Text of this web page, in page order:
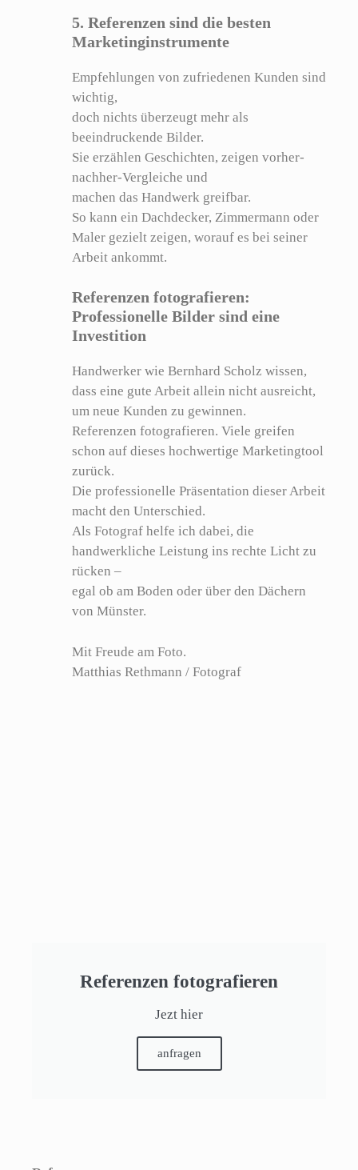
5. Referenzen sind die besten
Marketinginstrumente
Empfehlungen von zufriedenen Kunden sind
wichtig,
doch nichts überzeugt mehr als
beeindruckende Bilder.
Sie erzählen Geschichten, zeigen vorher-
nachher-Vergleiche und
machen das Handwerk greifbar.
So kann ein Dachdecker, Zimmermann oder
Maler gezielt zeigen, worauf es bei seiner
Arbeit ankommt.
Referenzen fotografieren:
Professionelle Bilder sind eine
Investition
Handwerker wie Bernhard Scholz wissen,
dass eine gute Arbeit allein nicht ausreicht,
um neue Kunden zu gewinnen.
Referenzen fotografieren. Viele greifen
schon auf dieses hochwertige Marketingtool
zurück.
Die professionelle Präsentation dieser Arbeit
macht den Unterschied.
Als Fotograf helfe ich dabei, die
handwerkliche Leistung ins rechte Licht zu
rücken –
egal ob am Boden oder über den Dächern
von Münster.
Mit Freude am Foto.
Matthias Rethmann / Fotograf
Referenzen fotografieren
Jezt hier
anfragen